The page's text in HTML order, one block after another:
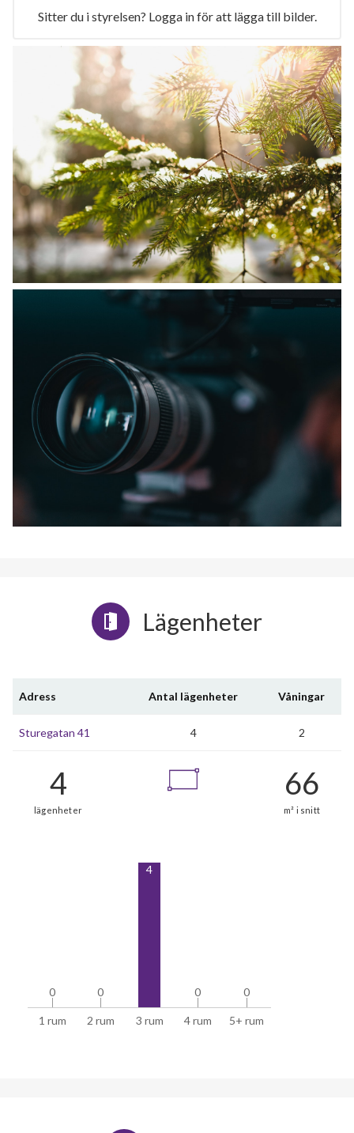
Sitter du i styrelsen? Logga in för att lägga till bilder.
Lägenheter
Adress Antal lägenheter Våningar
Sturegatan 41 4 2
1 rum 2 rum 3 rum 4 rum 5+ rum
0
0 0
0
4
0
0 0
0